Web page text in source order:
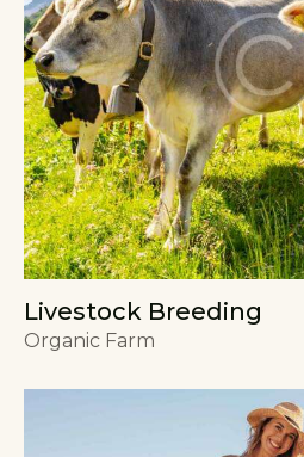
Livestock Breeding
Organic Farm